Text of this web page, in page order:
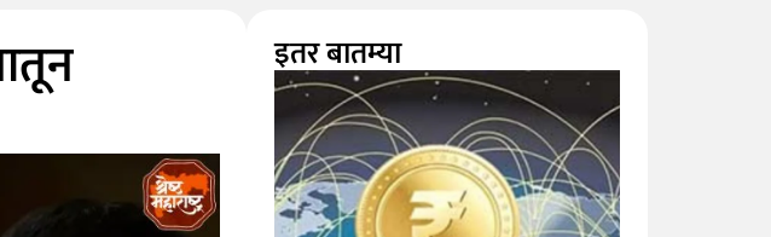
इतर बातम्या